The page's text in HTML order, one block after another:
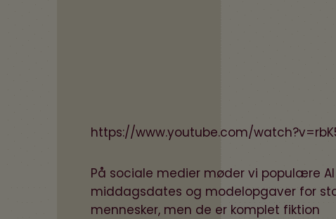
https://www.youtube.com/
På sociale medier møder vi populære
middagsdates og modelopgaver for
mennesker, men de er komplet fiktion